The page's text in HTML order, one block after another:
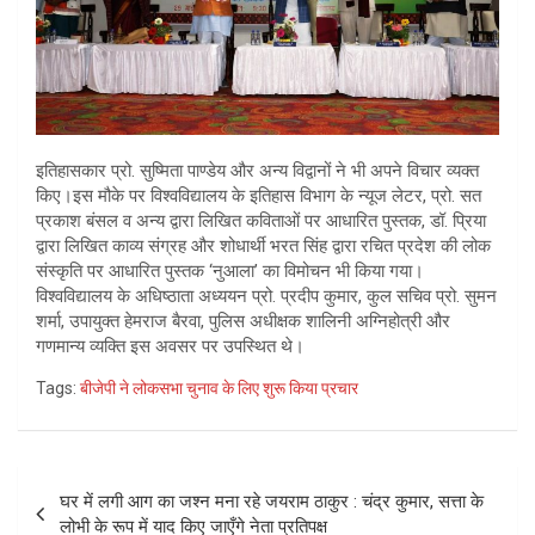
इतिहासकार प्रो. सुष्मिता पाण्डेय और अन्य विद्वानों ने भी अपने विचार व्यक्त
किए।इस मौके पर विश्वविद्यालय के इतिहास विभाग के न्यूज लेटर, प्रो. सत
प्रकाश बंसल व अन्य द्वारा लिखित कविताओं पर आधारित पुस्तक, डॉ. प्रिया
द्वारा लिखित काव्य संग्रह और शोधार्थी भरत सिंह द्वारा रचित प्रदेश की लोक
संस्कृति पर आधारित पुस्तक ‘नुआला’ का विमोचन भी किया गया।
विश्वविद्यालय के अधिष्ठाता अध्ययन प्रो. प्रदीप कुमार, कुल सचिव प्रो. सुमन
शर्मा, उपायुक्त हेमराज बैरवा, पुलिस अधीक्षक शालिनी अग्निहोत्री और
गणमान्य व्यक्ति इस अवसर पर उपस्थित थे।
Tags: बीजेपी ने लोकसभा चुनाव के लिए शुरू किया प्रचार
navigation
घर में लगी आग का जश्न मना रहे जयराम ठाकुर : चंद्र कुमार, सत्ता के
लोभी के रूप में याद किए जाएँगे नेता प्रतिपक्ष